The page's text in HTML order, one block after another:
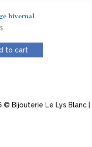
hivernal
$
to cart
Bijouterie Le Lys Blanc |